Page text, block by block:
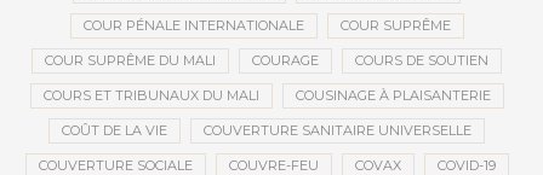
COUR PÉNALE INTERNATIONALE COUR SUPRÊME
COUR SUPRÊME DU MALI COURAGE COURS DE SOUTIEN
COURS ET TRIBUNAUX DU MALI COUSINAGE À PLAISANTERIE
COÛT DE LA VIE COUVERTURE SANITAIRE UNIVERSELLE
COUVERTURE SOCIALE COUVRE-FEU COVAX COVID-19